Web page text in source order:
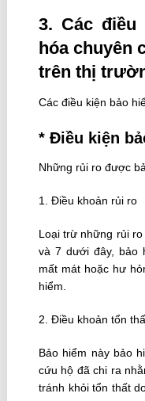
3. Các điều
hóa chuyên
trên thị
Các điều kiện bảo
* Ðiều kiện
Những rủi ro được
1. Ðiều khoản rủi ro
Loại trừ những rủi
và 7 dưới đây, bảo
mất mát hoặc hư
hiểm.
2. Ðiều khoản tổn
Bảo hiểm này bảo
cứu hộ đã chi ra
tránh khỏi tổn thất